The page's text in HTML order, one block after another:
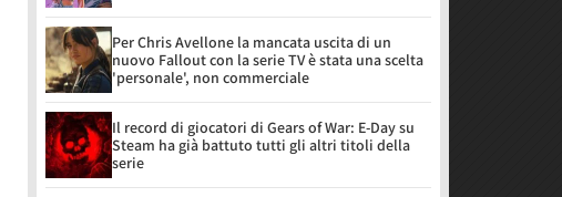
Per Chris Avellone la mancata uscita di un
nuovo Fallout con la serie TV è stata una scelta
'personale', non commerciale
Il record di giocatori di Gears of War: E-Day su
Steam ha già battuto tutti gli altri titoli della
serie